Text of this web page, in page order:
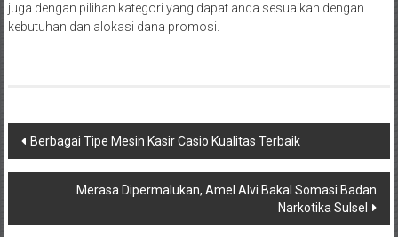
juga dengan pilihan kategori yang dapat anda sesuaikan dengan
kebutuhan dan alokasi dana promosi.
Navigasi
pos
Berbagai Tipe Mesin Kasir Casio Kualitas Terbaik
Merasa Dipermalukan, Amel Alvi Bakal Somasi Badan
Narkotika Sulsel